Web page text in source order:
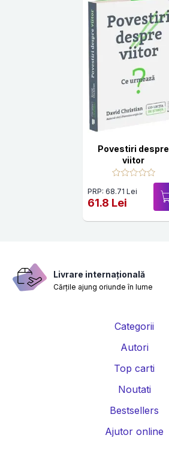
Povestiri despre
viitor
PRP: 68.71 Lei
61.8 Lei
Livrare internațională
Cărțile ajung oriunde în lume
Categorii
Autori
Top carti
Noutati
Bestsellers
Ajutor online